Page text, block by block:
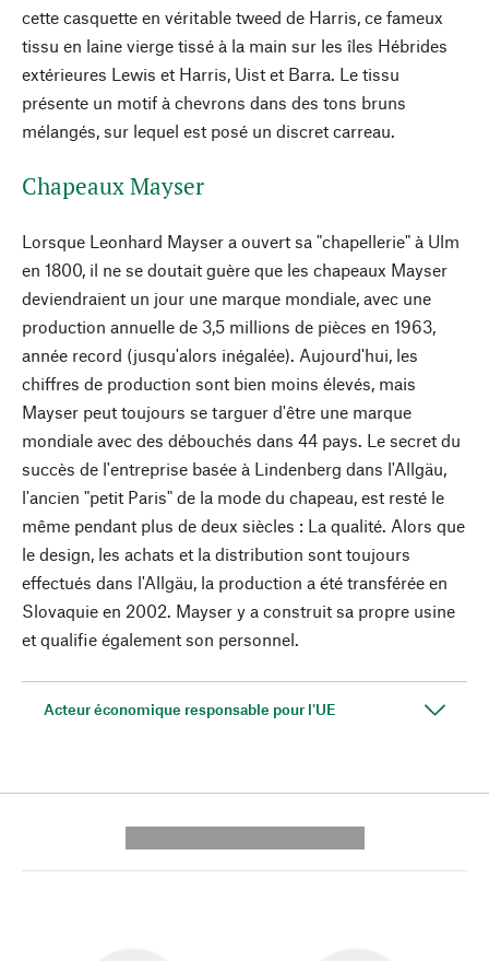
cette casquette en véritable tweed de Harris, ce fameux
tissu en laine vierge tissé à la main sur les îles Hébrides
extérieures Lewis et Harris, Uist et Barra. Le tissu
présente un motif à chevrons dans des tons bruns
mélangés, sur lequel est posé un discret carreau.
Chapeaux Mayser
Lorsque Leonhard Mayser a ouvert sa "chapellerie" à Ulm
en 1800, il ne se doutait guère que les chapeaux Mayser
deviendraient un jour une marque mondiale, avec une
production annuelle de 3,5 millions de pièces en 1963,
année record (jusqu'alors inégalée). Aujourd'hui, les
chiffres de production sont bien moins élevés, mais
Mayser peut toujours se targuer d'être une marque
mondiale avec des débouchés dans 44 pays. Le secret du
succès de l'entreprise basée à Lindenberg dans l'Allgäu,
l'ancien "petit Paris" de la mode du chapeau, est resté le
même pendant plus de deux siècles : La qualité. Alors que
le design, les achats et la distribution sont toujours
effectués dans l'Allgäu, la production a été transférée en
Slovaquie en 2002. Mayser y a construit sa propre usine
et qualifie également son personnel.
Acteur économique responsable pour l'UE